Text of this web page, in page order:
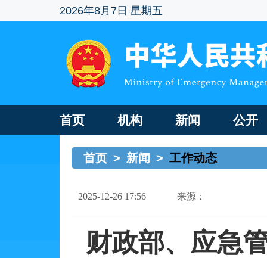
2026年8月7日 星期五
首页 机构 新闻 公开
首页 > 新闻 > 工作动态
2025-12-26 17:56 来源：
财政部、应急